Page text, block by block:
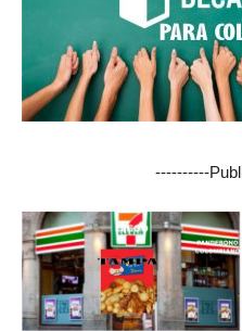
----------